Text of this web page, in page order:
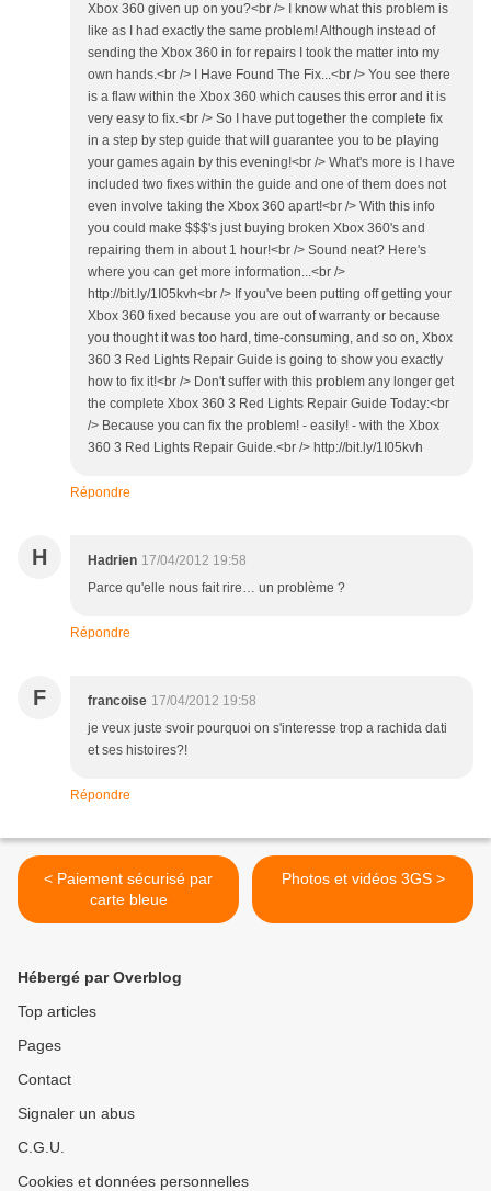
Xbox 360 given up on you?<br /> I know what this problem is
like as I had exactly the same problem! Although instead of
sending the Xbox 360 in for repairs I took the matter into my
own hands.<br /> I Have Found The Fix...<br /> You see there
is a flaw within the Xbox 360 which causes this error and it is
very easy to fix.<br /> So I have put together the complete fix
in a step by step guide that will guarantee you to be playing
your games again by this evening!<br /> What's more is I have
included two fixes within the guide and one of them does not
even involve taking the Xbox 360 apart!<br /> With this info
you could make $$$'s just buying broken Xbox 360's and
repairing them in about 1 hour!<br /> Sound neat? Here's
where you can get more information...<br />
http://bit.ly/1I05kvh<br /> If you've been putting off getting your
Xbox 360 fixed because you are out of warranty or because
you thought it was too hard, time-consuming, and so on, Xbox
360 3 Red Lights Repair Guide is going to show you exactly
how to fix it!<br /> Don't suffer with this problem any longer get
the complete Xbox 360 3 Red Lights Repair Guide Today:<br
/> Because you can fix the problem! - easily! - with the Xbox
360 3 Red Lights Repair Guide.<br /> http://bit.ly/1I05kvh
Répondre
H Hadrien 17/04/2012 19:58
Parce qu'elle nous fait rire… un problème ?
Répondre
F francoise 17/04/2012 19:58
je veux juste svoir pourquoi on s'interesse trop a rachida dati
et ses histoires?!
Répondre
< Paiement sécurisé par
carte bleue
Photos et vidéos 3GS >
Hébergé par Overblog
Top articles
Pages
Contact
Signaler un abus
C.G.U.
Cookies et données personnelles